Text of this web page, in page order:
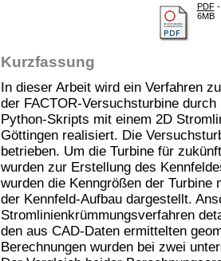
PDF-
6MB
Kurzfassung
In dieser Arbeit wird ein Verfahren
der FACTOR-Versuchsturbine
Python-Skripts mit einem 2D
Göttingen realisiert. Die
betrieben. Um die Turbine für
wurden zur Erstellung des
wurden die Kenngrößen der
der Kennfeld-Aufbau dargestellt.
Stromlinienkrümmungsverfahren
den aus CAD-Daten ermittelten
Berechnungen wurden bei zwei